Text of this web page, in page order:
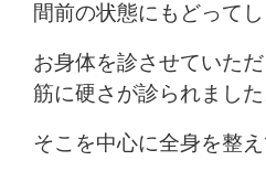
間前の状態にもどってし
お身体を診させていた
筋に硬さが診られました
そこを中心に全身を整え